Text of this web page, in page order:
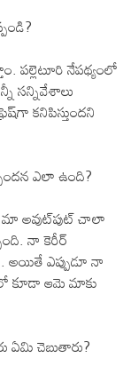
పల్లెటూరి నేపథ్యంలో
సన్నివేశాలు
కనిపిస్తుందని
ఎలా ఉంది?
అవుట్‌పుట్ చాలా
నా కెరీర్
అయితే ఎప్పుడూ నా
కూడా ఆమె మాకు
ఏమి చెబుతారు?